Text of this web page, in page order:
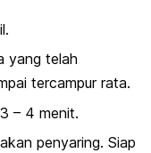
yang telah
tercampur rata.
– 4 menit.
penyaring. Siap